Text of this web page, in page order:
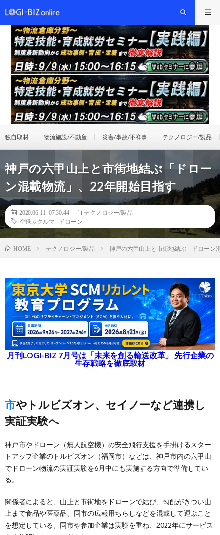
独自取材 物流施設/不動産 災害/事故/不祥事 テクノロジー/製品
神戸の六甲山上と市街地結ぶ「ドロー
ン混載物流」、22年開始目指す
2020.06.11 07:30:44
テクノロジー/製品
空飛ぶクルマ
ドローン
HOME テクノロジー/製品 神戸の六甲山上と市街地結ぶ「ドローン
月刊LOGI-BIZ 7月号は「未来を創る輸送改革」 先行企業の
生存戦略を徹底取材
市やトルビズオン、セイノーなど連携し
実証実験へ
神戸市やドローン（無人航空機）の安全飛行支援を手掛けるスター
トアップ企業のトルビズオン（福岡市）などは、神戸市内の六甲山
でドローン物流の実証実験を6月中にも実施する方向で準備してい
る。
関係者によると、山上と市街地をドローンで結び、勾配がきつい山
上まで食品や医薬品、同市の広報用ちらしなどを混載して運ぶこと
を想定している。同市や参加企業は実験を重ね、2022年にサービス